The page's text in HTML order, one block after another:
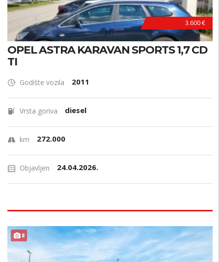
3.600 €
OPEL ASTRA KARAVAN SPORTS 1,7 CD
TI
Godište vozila 2011
Vrsta goriva diesel
km 272.000
Objavljen 24.04.2026.
8 POVOLJNO !